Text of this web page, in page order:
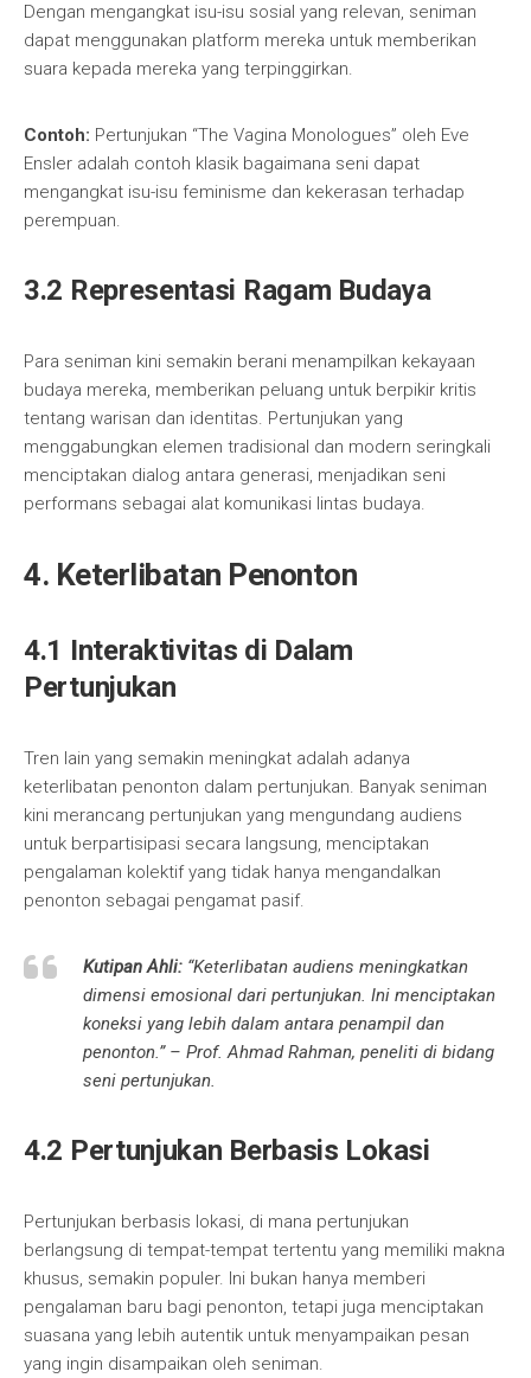
Dengan mengangkat isu-isu sosial yang relevan, seniman
dapat menggunakan platform mereka untuk memberikan
suara kepada mereka yang terpinggirkan.
Contoh: Pertunjukan “The Vagina Monologues” oleh Eve
Ensler adalah contoh klasik bagaimana seni dapat
mengangkat isu-isu feminisme dan kekerasan terhadap
perempuan.
3.2 Representasi Ragam Budaya
Para seniman kini semakin berani menampilkan kekayaan
budaya mereka, memberikan peluang untuk berpikir kritis
tentang warisan dan identitas. Pertunjukan yang
menggabungkan elemen tradisional dan modern seringkali
menciptakan dialog antara generasi, menjadikan seni
performans sebagai alat komunikasi lintas budaya.
4. Keterlibatan Penonton
4.1 Interaktivitas di Dalam
Pertunjukan
Tren lain yang semakin meningkat adalah adanya
keterlibatan penonton dalam pertunjukan. Banyak seniman
kini merancang pertunjukan yang mengundang audiens
untuk berpartisipasi secara langsung, menciptakan
pengalaman kolektif yang tidak hanya mengandalkan
penonton sebagai pengamat pasif.
Kutipan Ahli: “Keterlibatan audiens meningkatkan
dimensi emosional dari pertunjukan. Ini menciptakan
koneksi yang lebih dalam antara penampil dan
penonton.” – Prof. Ahmad Rahman, peneliti di bidang
seni pertunjukan.
4.2 Pertunjukan Berbasis Lokasi
Pertunjukan berbasis lokasi, di mana pertunjukan
berlangsung di tempat-tempat tertentu yang memiliki makna
khusus, semakin populer. Ini bukan hanya memberi
pengalaman baru bagi penonton, tetapi juga menciptakan
suasana yang lebih autentik untuk menyampaikan pesan
yang ingin disampaikan oleh seniman.